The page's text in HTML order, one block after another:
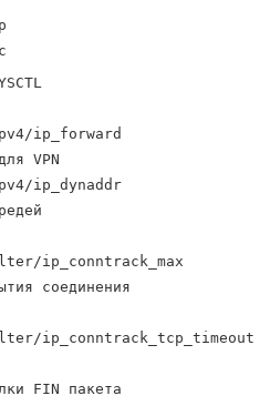
ip_forward
VPN
ip_dynaddr
ip_conntrack_max
соединения
ip_conntrack_tcp_timeout
FIN пакета